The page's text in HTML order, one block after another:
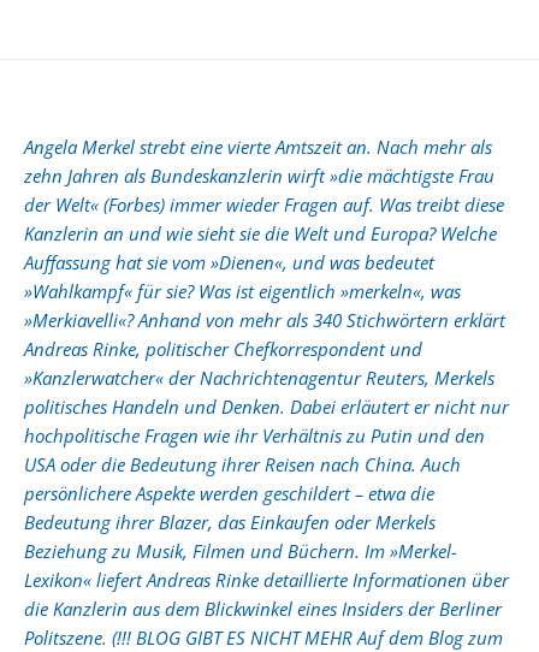
Angela Merkel strebt eine vierte Amtszeit an. Nach mehr als
zehn Jahren als Bundeskanzlerin wirft »die mächtigste Frau
der Welt« (Forbes) immer wieder Fragen auf. Was treibt diese
Kanzlerin an und wie sieht sie die Welt und Europa? Welche
Auffassung hat sie vom »Dienen«, und was bedeutet
»Wahlkampf« für sie? Was ist eigentlich »merkeln«, was
»Merkiavelli«? Anhand von mehr als 340 Stichwörtern erklärt
Andreas Rinke, politischer Chefkorrespondent und
»Kanzlerwatcher« der Nachrichtenagentur Reuters, Merkels
politisches Handeln und Denken. Dabei erläutert er nicht nur
hochpolitische Fragen wie ihr Verhältnis zu Putin und den
USA oder die Bedeutung ihrer Reisen nach China. Auch
persönlichere Aspekte werden geschildert – etwa die
Bedeutung ihrer Blazer, das Einkaufen oder Merkels
Beziehung zu Musik, Filmen und Büchern. Im »Merkel-
Lexikon« liefert Andreas Rinke detaillierte Informationen über
die Kanzlerin aus dem Blickwinkel eines Insiders der Berliner
Politszene. (!!! BLOG GIBT ES NICHT MEHR Auf dem Blog zum